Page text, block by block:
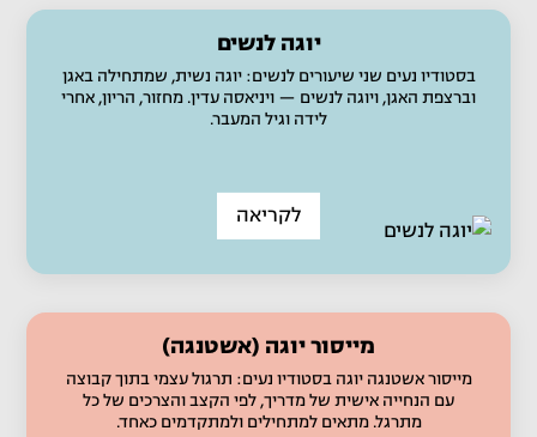
יוגה לנשים
בסטודיו נעים שני שיעורים לנשים: יוגה נשית, שמתחילה באגן
וברצפת האגן, ויוגה לנשים — ויניאסה עדין. מחזור, הריון, אחרי
לידה וגיל המעבר.
לקריאה
מייסור יוגה (אשטנגה)
מייסור אשטנגה יוגה בסטודיו נעים: תרגול עצמי בתוך קבוצה
עם הנחייה אישית של מדריך, לפי הקצב והצרכים של כל
מתרגל. מתאים למתחילים ולמתקדמים כאחד.